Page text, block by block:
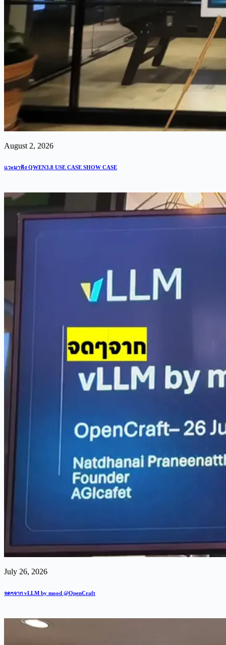
August 2, 2026
แวะมาฟัง QWEN3.8 USE CASE SHOW CASE
July 26, 2026
จดๆจาก vLLM by mood @OpenCraft